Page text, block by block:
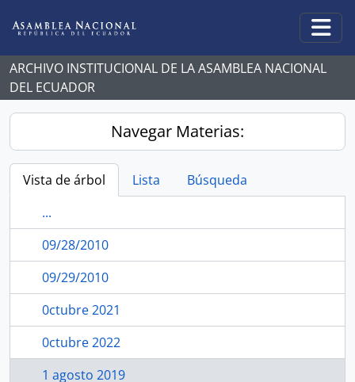
ARCHIVO INSTITUCIONAL DE LA ASAMBLEA NACIONAL
DEL ECUADOR
Navegar Materias:
Vista de árbol Lista
Búsqueda
...
09/28/2010
09/29/2010
0ctubre 2021
0ctubre 2022
1 agosto 2019